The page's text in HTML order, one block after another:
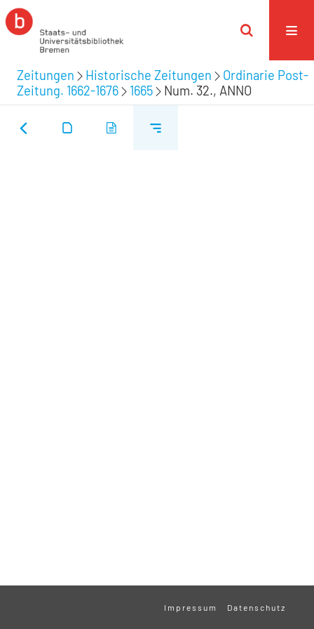
Zeitungen Historische Zeitungen
Ordinarie Post-
Zeitung. 1662-1676
1665 Num. 32., ANNO
Impressum Datenschutz